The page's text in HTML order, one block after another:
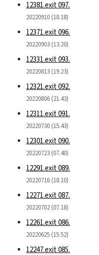
12381.exit 097.
20220910 (18.18)
12371.exit 096.
20220903 (13.20)
12331.exit 093.
20220813 (19.23)
12321.exit 092.
20220806 (21.43)
12311.exit 091.
20220730 (15.43)
12301.exit 090.
20220723 (07.40)
12291.exit 089.
20220716 (18.10)
12271.exit 087.
20220702 (07.18)
12261.exit 086.
20220625 (15.52)
12247.exit 085.